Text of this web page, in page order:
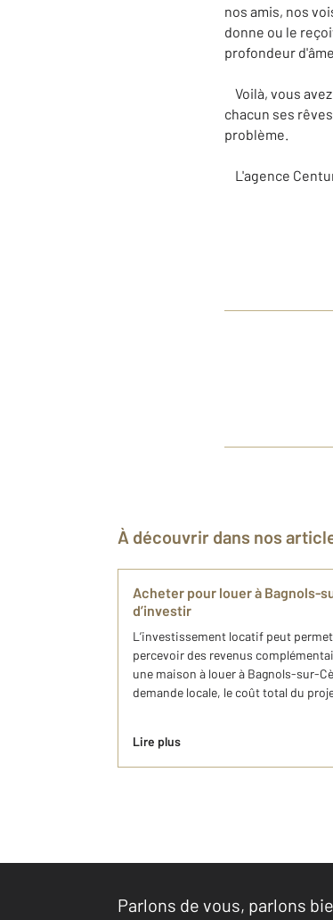
nos amis, nos
donne ou le
profondeur
Voilà, vous
chacun ses
problème.
L'agence
À découvrir dans nos
Acheter pour louer à Bagnols-
d’investir
L’investissement locatif peut
percevoir des revenus
une maison à louer à Bagnols-sur-
demande locale, le coût total du
Lire plus
Parlons de vous, parlons